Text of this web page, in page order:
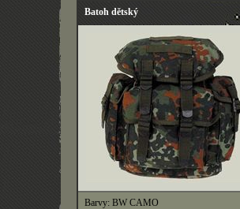
Batoh dětský
Barvy: BW CAMO